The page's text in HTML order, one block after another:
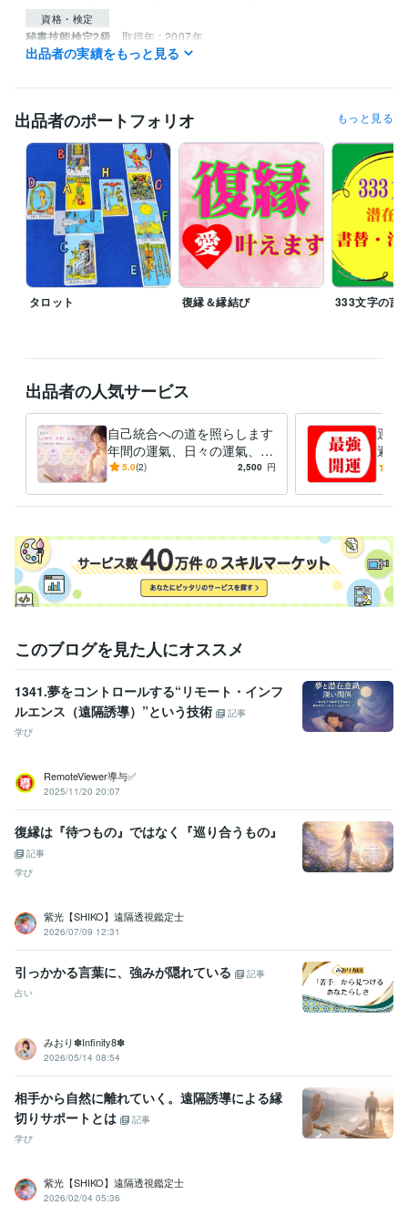
資格・検定
秘書技能検定2級 取得年 : 2007年
占い 遠隔透視 統計学による鑑定
不倫
出品者の実績をもっと見る
出品者のポートフォリオ もっと見る
タロット 復縁＆縁結び 333文字の言
出品者の人気サービス
自己統合への道を照らします
年間の運氣、日々の運氣、恋
愛、相性、性格、個性診断賜
5.0(2) 2,500 円
運氣
避＆
年運
このブログを見た人にオススメ
1341.夢をコントロールする“リモート・インフ
ルエンス（遠隔誘導）”という技術
記事
学び
RemoteViewer導与✅
2025/11/20 20:07
復縁は『待つもの』ではなく『巡り合うもの』
記事
学び
紫光【SHIKO】遠隔透視鑑定士
2026/07/09 12:31
引っかかる言葉に、強みが隠れている
記事
占い
みおり✽Infinity8✽
2026/05/14 08:54
相手から自然に離れていく。遠隔誘導による縁
切りサポートとは
記事
学び
紫光【SHIKO】遠隔透視鑑定士
2026/02/04 05:36